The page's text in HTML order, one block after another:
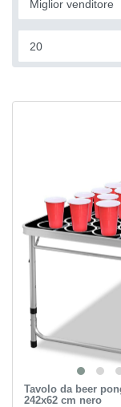
Tavolo da beer
242x62 cm nero